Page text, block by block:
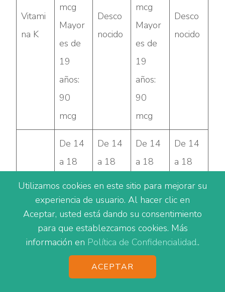
Vitami
na K
mcg
Mayor
es de
19
años:
90
mcg
Desco
nocido
mcg
Mayor
es de
19
años:
90
mcg
Desco
nocido
Zinc
De 14
a 18
años:
12 mg
Mayor
es de
19
De 14
a 18
años:
34 mg
Mayor
es de
19
años:
De 14
a 18
13 mg
Mayor
es de
19
De 14
a 18
años:
34 mg
Mayor
es de
Utilizamos cookies en este sitio para mejorar su
experiencia de usuario. Al hacer clic en
Aceptar, usted está dando su consentimiento
para que establezcamos cookies. Más
información en Política de Confidencialidad..
ACEPTAR